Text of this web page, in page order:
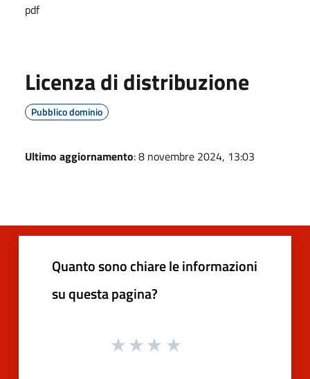
pdf
Licenza di distribuzione
Pubblico dominio
Ultimo aggiornamento: 8 novembre 2024, 13:03
Quanto sono chiare le informazioni
su questa pagina?